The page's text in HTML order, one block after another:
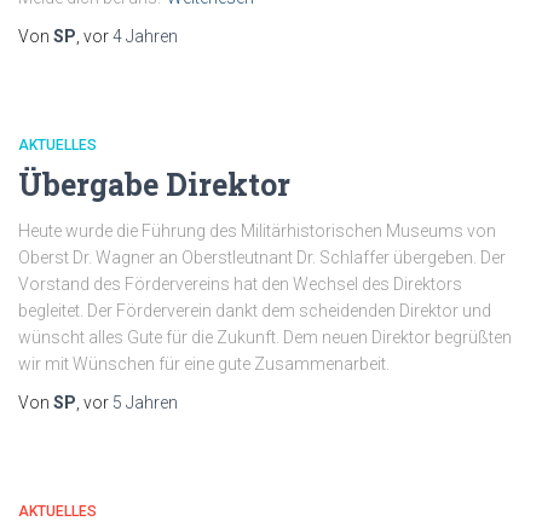
Von SP , vor4 Jahren
AKTUELLES
Übergabe Direktor
Heute wurde die Führung des Militärhistorischen Museums von
Oberst Dr. Wagner an Oberstleutnant Dr. Schlaffer übergeben. Der
Vorstand des Fördervereins hat den Wechsel des Direktors
begleitet. Der Förderverein dankt dem scheidenden Direktor und
wünscht alles Gute für die Zukunft. Dem neuen Direktor begrüßten
wir mit Wünschen für eine gute Zusammenarbeit.
Von SP , vor 5 Jahren
AKTUELLES